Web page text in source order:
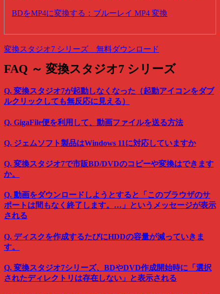
BDをMP4に変換する：ブルーレイ MP4 変換
変換スタジオ7 シリーズ 無料ダウンロード
FAQ ～ 変換スタジオ7 シリーズ
Q. 変換スタジオ7が起動しなくなった（起動アイコンをダブ
ルクリックしても無反応に見える）
Q. GigaFile便を利用して、動画ファイルを送る方法
Q. ジェムソフト製品はWindows 11に対応していますか
Q. 変換スタジオ7で市販BD/DVDのコピーや変換はできます
か。
Q. 動画をダウンロードしようとすると「このブラウザのサ
ポートは間もなく終了します。…」というメッセージが表示
される
Q. ディスクを作成するたびにHDDの容量が減っていきま
す。
Q. 変換スタジオ7シリーズ、BDやDVD作成開始時に「選択
されたディレクトリは存在しない」と表示される